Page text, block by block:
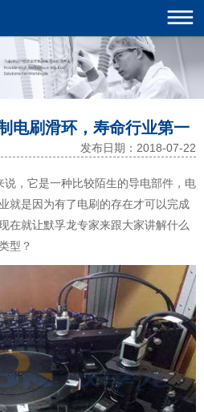
电刷滑环，寿命行业第一
发布日期：2018-07-22
说，它是一种比较陌生的导电部件，电
就是因为有了电刷的存在才可以完成
在就让默孚龙专家来跟大家讲解什么
型？